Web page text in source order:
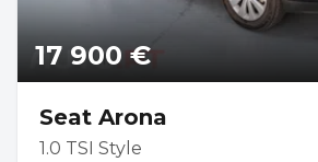
17 900 €
Seat Arona
1.0 TSI Style